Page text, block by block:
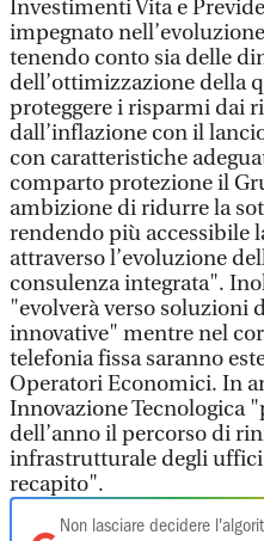
Investimenti Vita e
impegnato
tenendo conto sia delle
dell’ottimizzazione della
proteggere i risparmi dai
dall’inflazione con il
con caratteristiche
comparto protezione il
ambizione di ridurre la
rendendo più accessibile
attraverso l’evoluzione
consulenza integrata".
"evolverà verso soluzioni
innovative" mentre nel
telefonia fissa saranno
Operatori Economici. In
Innovazione Tecnologica
dell’anno il percorso di
infrastrutturale degli
recapito".
Non lasciare decidere